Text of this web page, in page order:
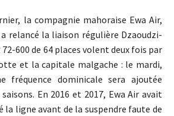
la compagnie mahoraise Ewa Air,
relancé la liaison régulière Dzaoudzi-
72-600 de 64 places volent deux fois par
et la capitale malgache : le mardi,
fréquence dominicale sera ajoutée
En 2016 et 2017, Ewa Air avait
ligne avant de la suspendre faute de